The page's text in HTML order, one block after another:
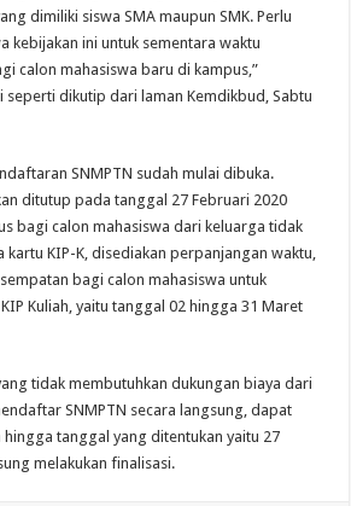
dimiliki siswa SMA maupun SMK. Perlu
kebijakan ini untuk sementara waktu
calon mahasiswa baru di kampus,”
seperti dikutip dari laman Kemdikbud, Sabtu
SNMPTN sudah mulai dibuka.
ditutup pada tanggal 27 Februari 2020
bagi calon mahasiswa dari keluarga tidak
KIP-K, disediakan perpanjangan waktu,
bagi calon mahasiswa untuk
Kuliah, yaitu tanggal 02 hingga 31 Maret
tidak membutuhkan dukungan biaya dari
SNMPTN secara langsung, dapat
tanggal yang ditentukan yaitu 27
melakukan finalisasi.